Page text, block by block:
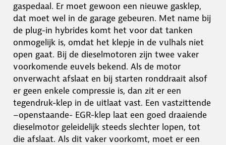
gaspedaal. Er moet gewoon een nieuwe gasklep,
dat moet wel in de garage gebeuren. Met name bij
de plug-in hybrides komt het voor dat tanken
onmogelijk is, omdat het klepje in de vulhals niet
open gaat. Bij de dieselmotoren zijn twee vaker
voorkomende euvels bekend. Als de motor
onverwacht afslaat en bij starten ronddraait alsof
er geen enkele compressie is, dan zit er een
tegendruk-klep in de uitlaat vast. Een vastzittende
–openstaande- EGR-klep laat een goed draaiende
dieselmotor geleidelijk steeds slechter lopen, tot
die afslaat. Als dit vaker voorkomt, moet er een